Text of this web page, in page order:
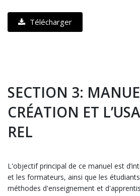
Télécharger
SECTION 3:
CRÉATION ET
REL
L'objectif principal de ce manuel est
et les formateurs, ainsi que les
méthodes d'enseignement et